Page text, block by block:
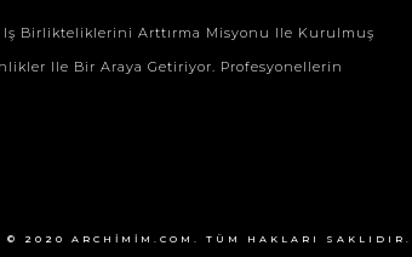
Iş Birlikteliklerini Arttırma Misyonu Ile Kurulmuş
Ile Bir Araya Getiriyor. Profesyonellerin
© 2020 ARCHIMIM.COM. TÜM HAKLARI SAKLIDIR.